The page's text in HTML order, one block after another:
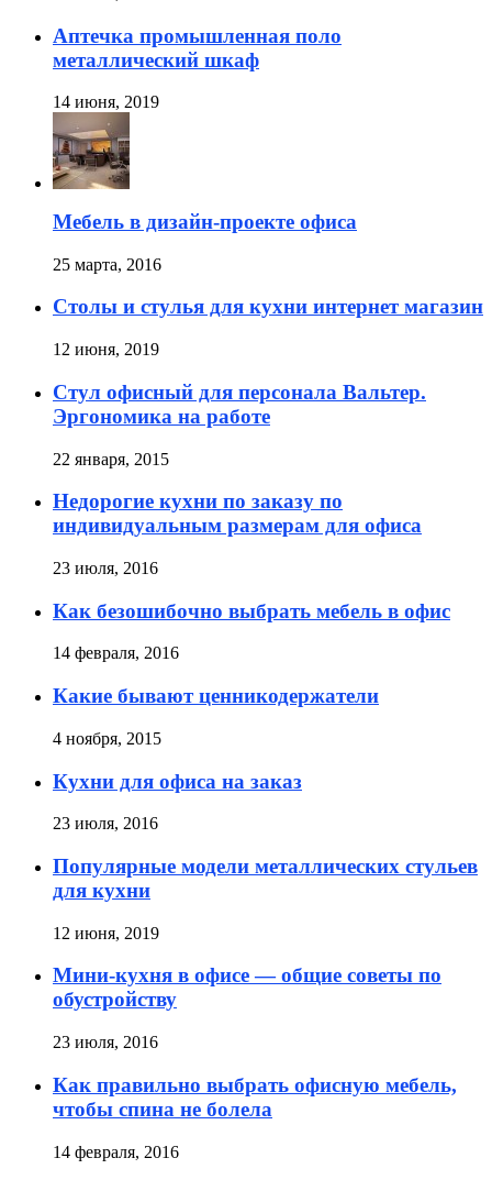
Аптечка промышленная поло
металлический шкаф
14 июня, 2019
Мебель в дизайн-проекте офиса
25 марта, 2016
Столы и стулья для кухни интернет магазин
12 июня, 2019
Стул офисный для персонала Вальтер.
Эргономика на работе
22 января, 2015
Недорогие кухни по заказу по
индивидуальным размерам для офиса
23 июля, 2016
Как безошибочно выбрать мебель в офис
14 февраля, 2016
Какие бывают ценникодержатели
4 ноября, 2015
Кухни для офиса на заказ
23 июля, 2016
Популярные модели металлических стульев
для кухни
12 июня, 2019
Мини-кухня в офисе — общие советы по
обустройству
23 июля, 2016
Как правильно выбрать офисную мебель,
чтобы спина не болела
14 февраля, 2016